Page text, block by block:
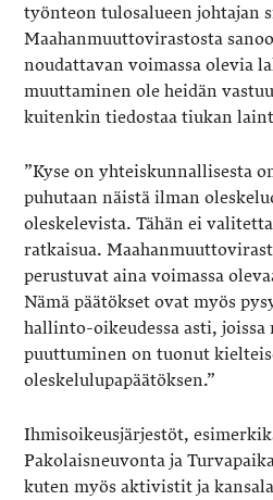
työnteon tulosalueen johtajan
Maahanmuuttovirastosta
noudattavan voimassa olevia
muuttaminen ole heidän
kuitenkin tiedostaa tiukan
”Kyse on yhteiskunnallisesta
puhutaan näistä ilman
oleskelevista. Tähän ei
ratkaisua.
perustuvat aina voimassa
Nämä päätökset ovat myös
hallinto-oikeudessa asti, joissa
puuttuminen on tuonut
oleskelulupapäätöksen.”
Ihmisoikeusjärjestöt,
Pakolaisneuvonta ja
kuten myös aktivistit ja